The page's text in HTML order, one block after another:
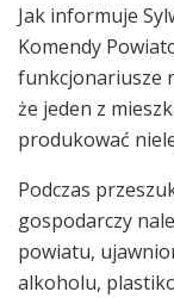
Jak informuje
Komendy
funkcjonariusze
że jeden z
produkować
Podczas
gospodarczy
powiatu,
alkoholu,